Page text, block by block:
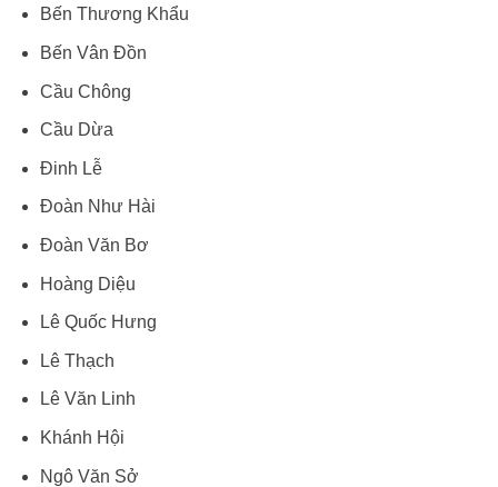
Bến Thương Khẩu
Bến Vân Đồn
Cầu Chông
Cầu Dừa
Đinh Lễ
Đoàn Như Hài
Đoàn Văn Bơ
Hoàng Diệu
Lê Quốc Hưng
Lê Thạch
Lê Văn Linh
Khánh Hội
Ngô Văn Sở